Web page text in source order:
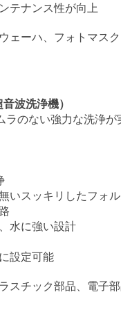
テナンス性が向上
ェーハ、フォトマス
波洗浄機）
ラのない強力な洗浄が
いスッキリしたフォ
水に強い設計
設定可能
スチック部品、電子